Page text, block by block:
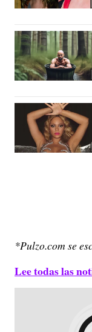
*Pulzo.com se
Lee todas las